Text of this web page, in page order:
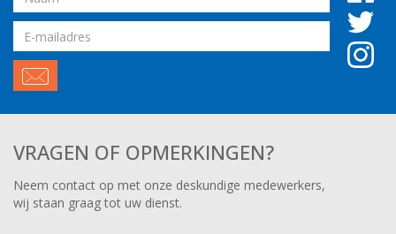
Email
adres
VRAGEN OF OPMERKINGEN?
Neem contact op met onze deskundige medewerkers,
wij staan graag tot uw dienst.